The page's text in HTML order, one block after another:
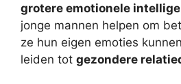
grotere emotionele
jonge mannen helpen om
ze hun eigen emoties
leiden tot gezondere